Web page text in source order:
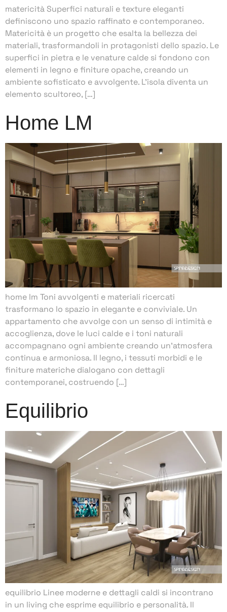
matericità Superfici naturali e texture eleganti
definiscono uno spazio raffinato e contemporaneo.
Matericità è un progetto che esalta la bellezza dei
materiali, trasformandoli in protagonisti dello spazio. Le
superfici in pietra e le venature calde si fondono con
elementi in legno e finiture opache, creando un
ambiente sofisticato e avvolgente. L’isola diventa un
elemento scultoreo, […]
Home LM
home lm Toni avvolgenti e materiali ricercati
trasformano lo spazio in elegante e conviviale. Un
appartamento che avvolge con un senso di intimità e
accoglienza, dove le luci calde e i toni naturali
accompagnano ogni ambiente creando un’atmosfera
continua e armoniosa. Il legno, i tessuti morbidi e le
finiture materiche dialogano con dettagli
contemporanei, costruendo […]
Equilibrio
equilibrio Linee moderne e dettagli caldi si incontrano
in un living che esprime equilibrio e personalità. Il